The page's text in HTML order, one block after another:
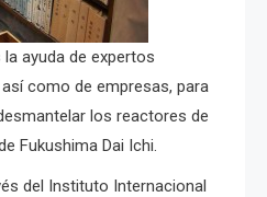
ayuda de expertos
como de empresas, para
los reactores de
Fukushima Dai Ichi.
del Instituto Internacional